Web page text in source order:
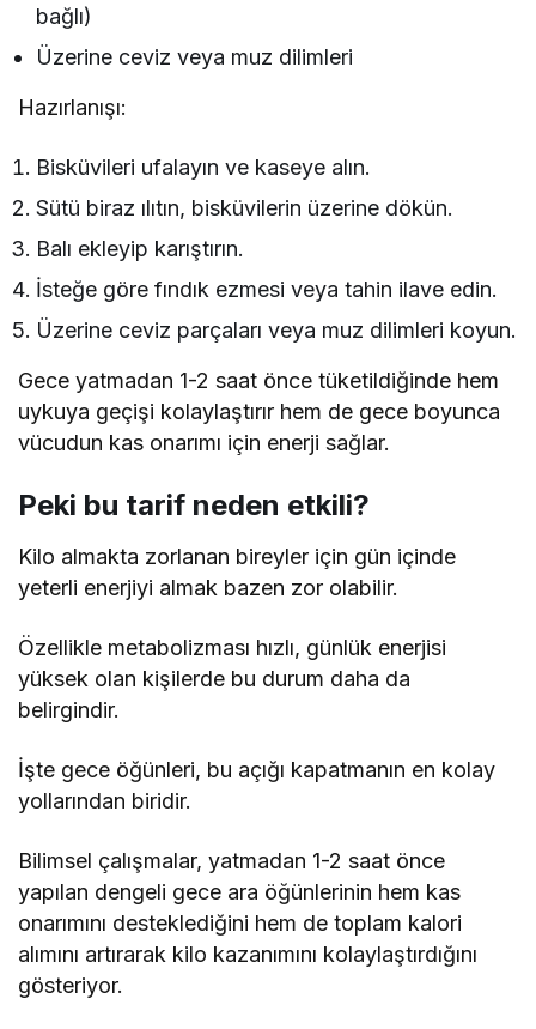
bağlı)
Üzerine ceviz veya muz dilimleri
Hazırlanışı:
Bisküvileri ufalayın ve kaseye alın.
Sütü biraz ılıtın, bisküvilerin üzerine dökün.
Balı ekleyip karıştırın.
İsteğe göre fındık ezmesi veya tahin ilave edin.
Üzerine ceviz parçaları veya muz dilimleri koyun.
Gece yatmadan 1-2 saat önce tüketildiğinde hem
uykuya geçişi kolaylaştırır hem de gece boyunca
vücudun kas onarımı için enerji sağlar.
Peki bu tarif neden etkili?
Kilo almakta zorlanan bireyler için gün içinde
yeterli enerjiyi almak bazen zor olabilir.
Özellikle metabolizması hızlı, günlük enerjisi
yüksek olan kişilerde bu durum daha da
belirgindir.
İşte gece öğünleri, bu açığı kapatmanın en kolay
yollarından biridir.
Bilimsel çalışmalar, yatmadan 1-2 saat önce
yapılan dengeli gece ara öğünlerinin hem kas
onarımını desteklediğini hem de toplam kalori
alımını artırarak kilo kazanımını kolaylaştırdığını
gösteriyor.